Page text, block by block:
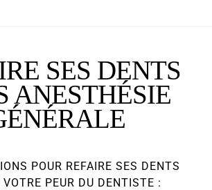
SES DENTS
ANESTHÉSIE
POUR REFAIRE SES DENTS
VOTRE PEUR DU DENTISTE :